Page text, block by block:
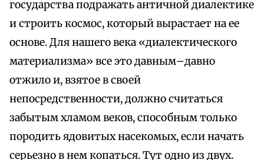
государства подражать античной диалектике
и строить космос, который вырастает на ее
основе. Для нашего века «диалектического
материализма» все это давным–давно
отжило и, взятое в своей
непосредственности, должно считаться
забытым хламом веков, способным только
породить ядовитых насекомых, если начать
серьезно в нем копаться. Тут одно из двух.